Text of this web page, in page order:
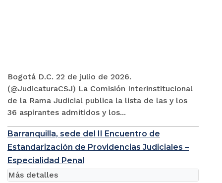
Bogotá D.C. 22 de julio de 2026.
(@JudicaturaCSJ) La Comisión Interinstitucional
de la Rama Judicial publica la lista de las y los
36 aspirantes admitidos y los...
Barranquilla, sede del II Encuentro de
Estandarización de Providencias Judiciales –
Especialidad Penal
Más detalles